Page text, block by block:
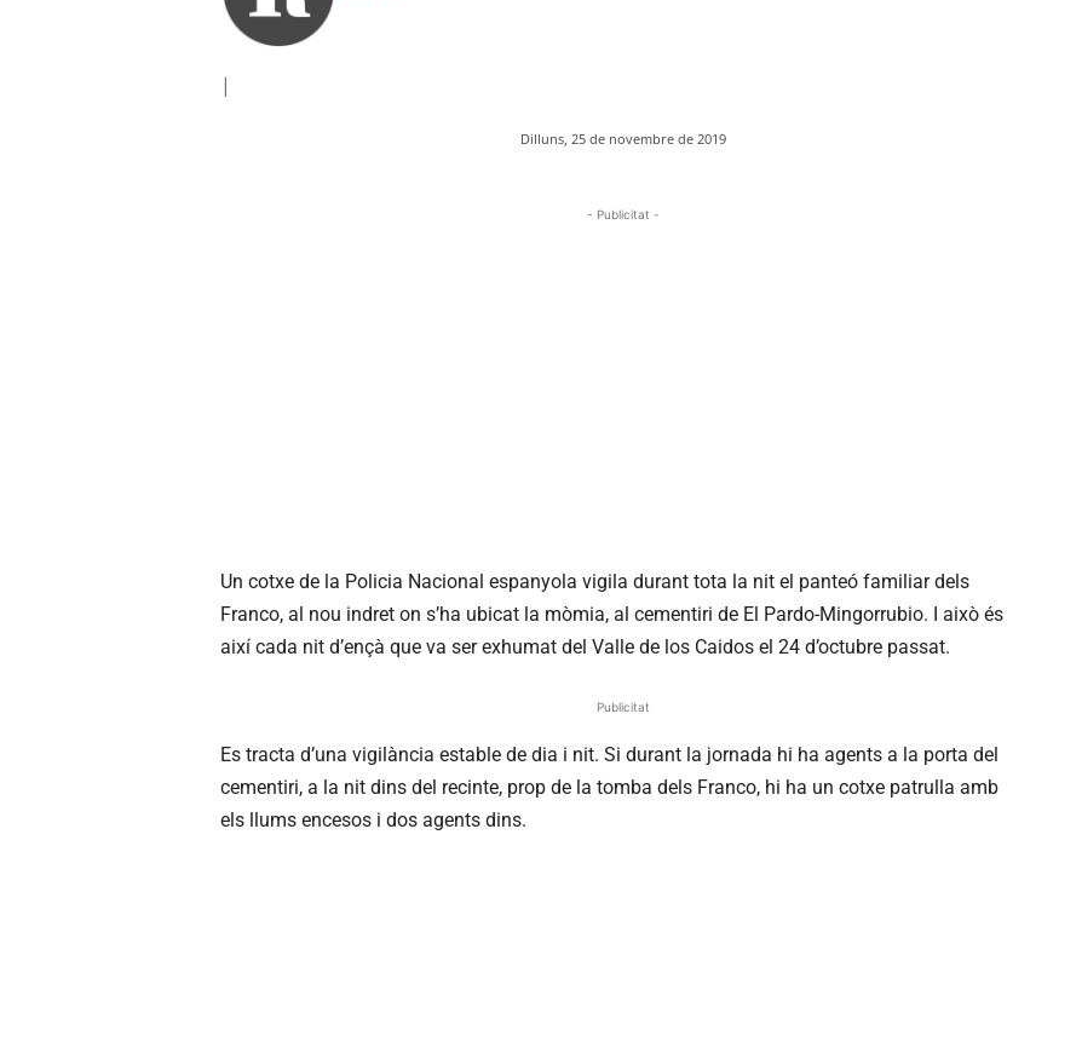
|
Dilluns, 25 de novembre de 2019
- Publicitat -
Un cotxe de la Policia Nacional espanyola vigila durant tota la nit el panteó familiar dels
Franco, al nou indret on s’ha ubicat la mòmia, al cementiri de El Pardo-Mingorrubio. I això és
així cada nit d’ençà que va ser exhumat del Valle de los Caidos el 24 d’octubre passat.
Publicitat
Es tracta d’una vigilància estable de dia i nit. Si durant la jornada hi ha agents a la porta del
cementiri, a la nit dins del recinte, prop de la tomba dels Franco, hi ha un cotxe patrulla amb
els llums encesos i dos agents dins.